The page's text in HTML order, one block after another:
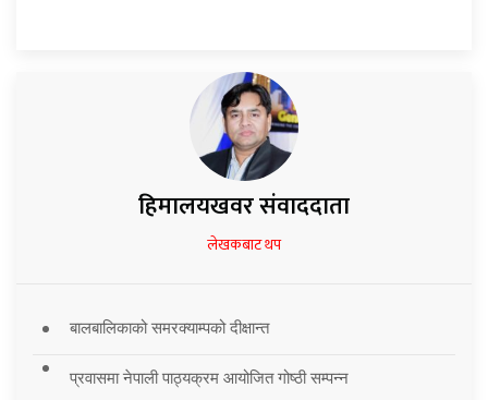
हिमालयखवर संवाददाता
लेखकबाट थप
बालबालिकाको समरक्याम्पको दीक्षान्त
प्रवासमा नेपाली पाठ्यक्रम आयोजित गोष्ठी सम्पन्न